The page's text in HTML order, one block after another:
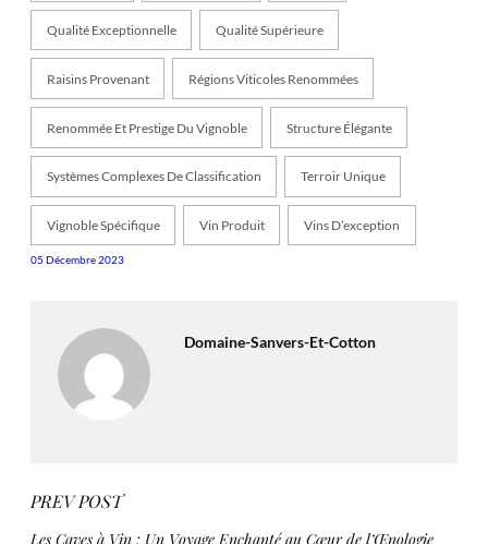
Qualité Exceptionnelle Qualité Supérieure
Raisins Provenant Régions Viticoles Renommées
Renommée Et Prestige Du Vignoble Structure Élégante
Systèmes Complexes De Classification Terroir Unique
Vignoble Spécifique Vin Produit Vins D’exception
05 Décembre 2023
Domaine-Sanvers-Et-Cotton
PREV POST
Les Caves à Vin : Un Voyage Enchanté au Cœur de l’Œnologie